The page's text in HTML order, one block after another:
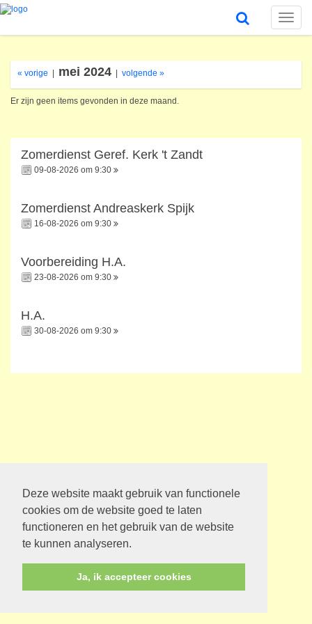
Deze website maakt gebruik van functionele
cookies om de website goed te laten
functioneren en het gebruik van de website
te kunnen analyseren.
Ja, ik accepteer cookies
Toggle
« vorige mei 2024 |volgende »
Er zijn geen items gevonden in deze maand.
Zomerdienst Geref. Kerk 't Zandt
09-08-2026 om 9:30
Zomerdienst Andreaskerk Spijk
16-08-2026 om 9:30
Voorbereiding H.A.
23-08-2026 om 9:30
H.A.
30-08-2026 om 9:30